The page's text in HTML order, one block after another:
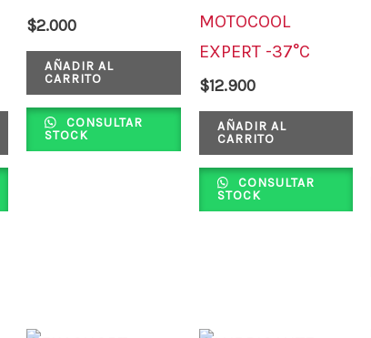
$2.000
AÑADIR AL
CARRITO
CONSULTAR
STOCK
MOTOCOOL
EXPERT -37°C
$12.900
AÑADIR AL
CARRITO
CONSULTAR
STOCK